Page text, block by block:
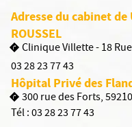
Adresse du cabinet
ROUSSEL
Clinique Villette - 18
03 28 23 77 43
Hôpital Privé des
300 rue des Forts,
Tél :03 28 23 77 43